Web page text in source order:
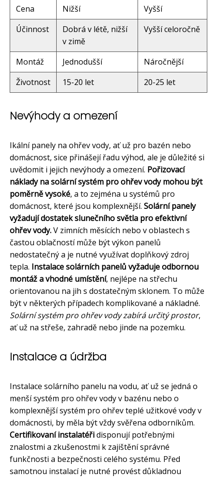
Cena Nižší
Vyšší
Účinnost
Dobrá v létě, nižší
v zimě
Vyšší celoročně
Montáž Jednodušší
Náročnější
Životnost
15-20 let 20-25 let
Nevýhody a omezení
Ikální panely na ohřev vody, ať už pro bazén nebo
domácnost, sice přinášejí řadu výhod, ale je důležité si
uvědomit i jejich nevýhody a omezení. Pořizovací
náklady na solární systém pro ohřev vody mohou být
poměrně vysoké, a to zejména u systémů pro
domácnost, které jsou komplexnější. Solární panely
vyžadují dostatek slunečního světla pro efektivní
ohřev vody.V zimních měsících nebo v oblastech s
častou oblačností může být výkon panelů
nedostatečný a je nutné využívat doplňkový zdroj
tepla. Instalace solárních panelů vyžaduje odbornou
montáž a vhodné umístění, nejlépe na střechu
orientovanou na jih s dostatečným sklonem. To může
být v některých případech komplikované a nákladné.
Solární systém pro ohřev vody zabírá určitý prostor,
ať už na střeše, zahradě nebo jinde na pozemku.
Instalace a údržba
Instalace solárního panelu na vodu, ať už se jedná o
menší systém pro ohřev vody v bazénu nebo o
komplexnější systém pro ohřev teplé užitkové vody v
domácnosti, by měla být vždy svěřena odborníkům.
Certifikovaní instalatéřidisponují potřebnými
znalostmi a zkušenostmi k zajištění správné
funkčnosti a bezpečnosti celého systému. Před
samotnou instalací je nutné provést důkladnou